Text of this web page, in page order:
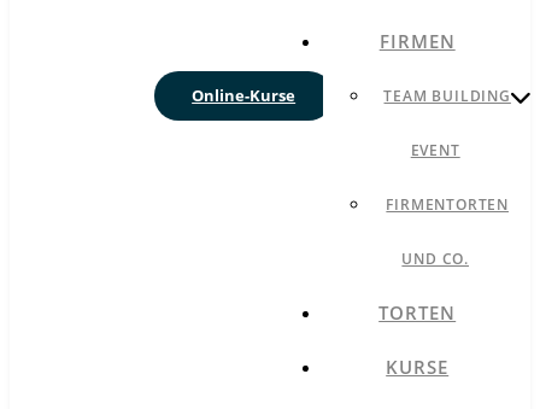
Online-Kurse
FIRMEN
TEAM BUILDING
EVENT
FIRMENTORTEN
UND CO.
TORTEN
KURSE